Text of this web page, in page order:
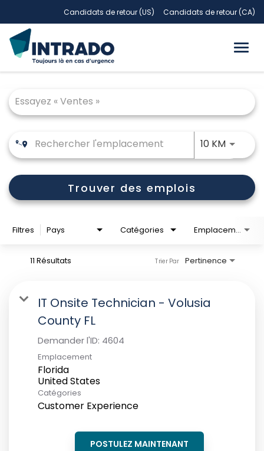
Candidats de retour (US) Candidats de retour (CA)
10 KM
Trouver des emplois
Filtres Pays Catégories Emplacements
11 Résultats Pertinence
Trier Par
IT Onsite Technician - Volusia
County FL
Demander l'ID: 4604
Emplacement
Florida
Catégories
Customer Experience
POSTULEZ MAINTENANT